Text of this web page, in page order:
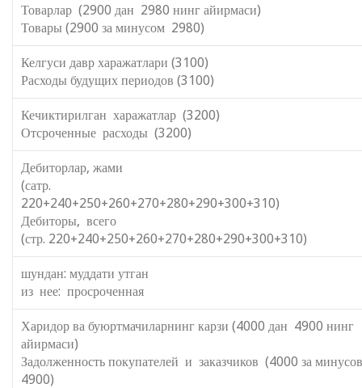
Товарлар (2900 дан 2980 нинг айирмаси)
Товары (2900 за минусом 2980)
Келгуси давр харажатлари (3100)
Расходы будущих периодов (3100)
Кечиктирилган харажатлар (3200)
Отсроченные расходы (3200)
Дебиторлар, жами
(сатр.
Дебиторы,
(стр. 220+240+250+260+270+280+290+300+310)
шундан: муддати
из нее: просроченная
Харидор ва буюртмачиларнинг карзи (4000 дан 4900 нинг
айирмаси)
Задолженность покупателей и заказчиков (4000 за
4900)